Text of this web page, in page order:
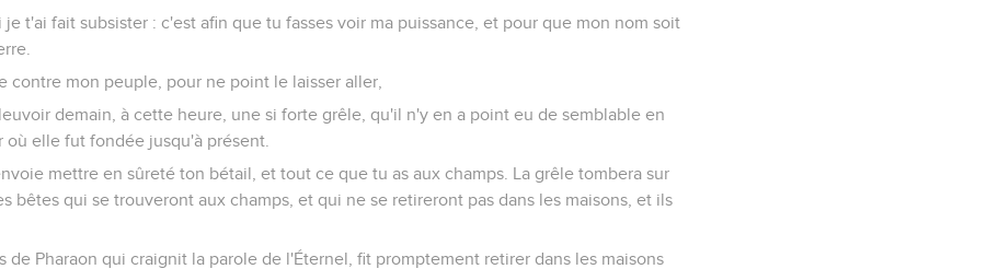
t'ai fait subsister : c'est afin que tu fasses voir ma puissance, et pour que mon nom soit
contre mon peuple, pour ne point le laisser aller,
demain, à cette heure, une si forte grêle, qu'il n'y en a point eu de semblable en
où elle fut fondée jusqu'à présent.
mettre en sûreté ton bétail, et tout ce que tu as aux champs. La grêle tombera sur
bêtes qui se trouveront aux champs, et qui ne se retireront pas dans les maisons, et ils
de Pharaon qui craignit la parole de l'Éternel, fit promptement retirer dans les maisons